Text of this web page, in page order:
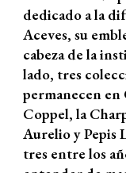
dedicado a la
Aceves, su
cabeza de la
lado, tres
permanecen
Coppel, la
Aurelio y Pepis
tres entre los